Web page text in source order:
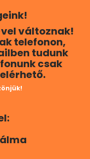
változnak!
telefonon,
tudunk
csak